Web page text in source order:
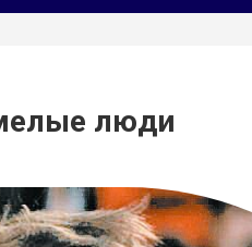
люди